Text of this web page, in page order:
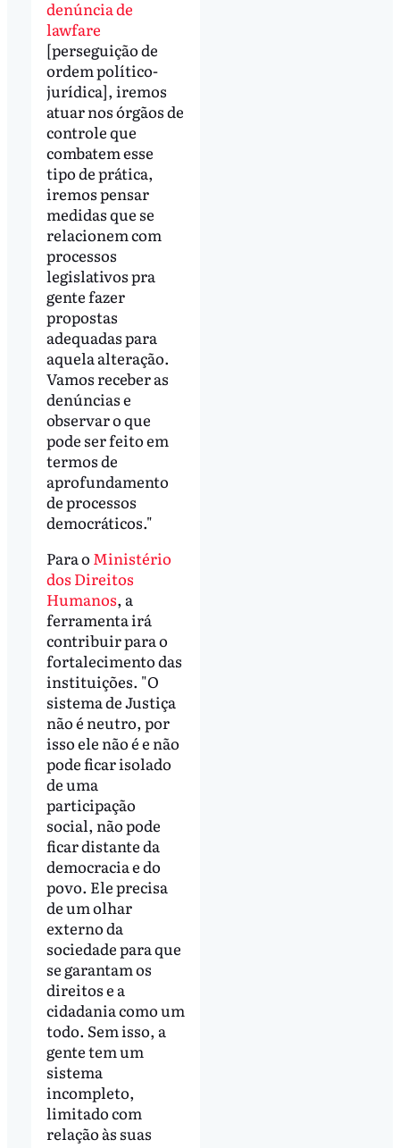
denúncia de
lawfare
[perseguição de
ordem político-
jurídica], iremos
atuar nos órgãos de
controle que
combatem esse
tipo de prática,
iremos pensar
medidas que se
relacionem com
processos
legislativos pra
gente fazer
propostas
adequadas para
aquela alteração.
Vamos receber as
denúncias e
observar o que
pode ser feito em
termos de
aprofundamento
de processos
democráticos."
Para o Ministério
dos Direitos
Humanos, a
ferramenta irá
contribuir para o
fortalecimento das
instituições. "O
sistema de Justiça
não é neutro, por
isso ele não é e não
pode ficar isolado
de uma
participação
social, não pode
ficar distante da
democracia e do
povo. Ele precisa
de um olhar
externo da
sociedade para que
se garantam os
direitos e a
cidadania como um
todo. Sem isso, a
gente tem um
sistema
incompleto,
limitado com
relação às suas